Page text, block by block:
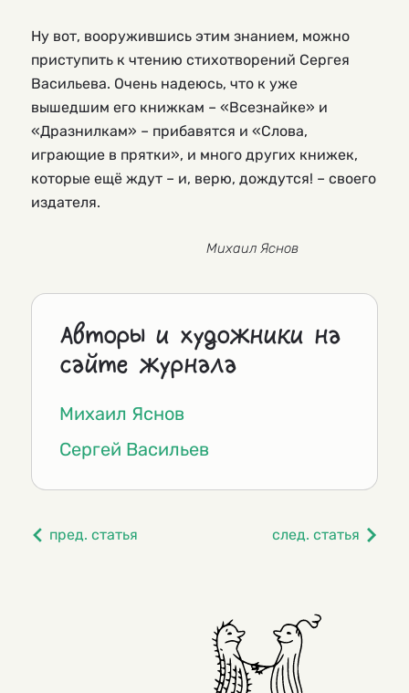
Ну вот, вооружившись этим знанием, можно
приступить к чтению стихотворений Сергея
Васильева. Очень надеюсь, что к уже
вышедшим его книжкам – «Всезнайке» и
«Дразнилкам» – прибавятся и «Слова,
играющие в прятки», и много других книжек,
которые ещё ждут – и, верю, дождутся! – своего
издателя.
Михаил Яснов
Авторы и художники на
сайте журнала
Михаил Яснов
Сергей Васильев
пред. статья след. статья